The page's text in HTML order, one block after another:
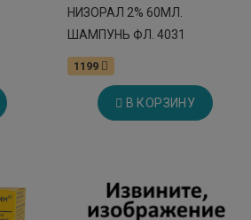
НИЗОРАЛ 2% 60МЛ.
ШАМПУНЬ ФЛ. 4031
1199
В КОРЗИНУ